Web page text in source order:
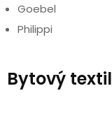
Goebel
Philippi
Bytový textil